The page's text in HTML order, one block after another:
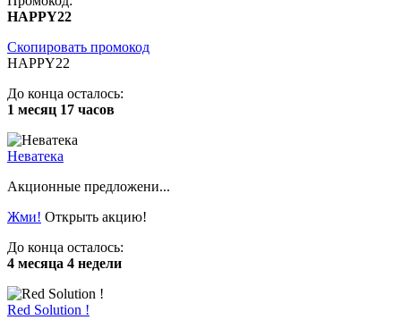
HAPPY22
Скопировать промокод
HAPPY22
До конца осталось:
1 месяц 17 часов
Неватека
Акционные предложени...
Жми! Открыть акцию!
До конца осталось:
4 месяца 4 недели
Red Solution !